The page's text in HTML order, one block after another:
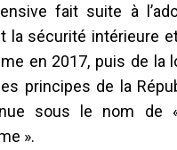
fait suite à
la sécurité intérieure
en 2017, puis de la
principes de la
sous le nom de
».